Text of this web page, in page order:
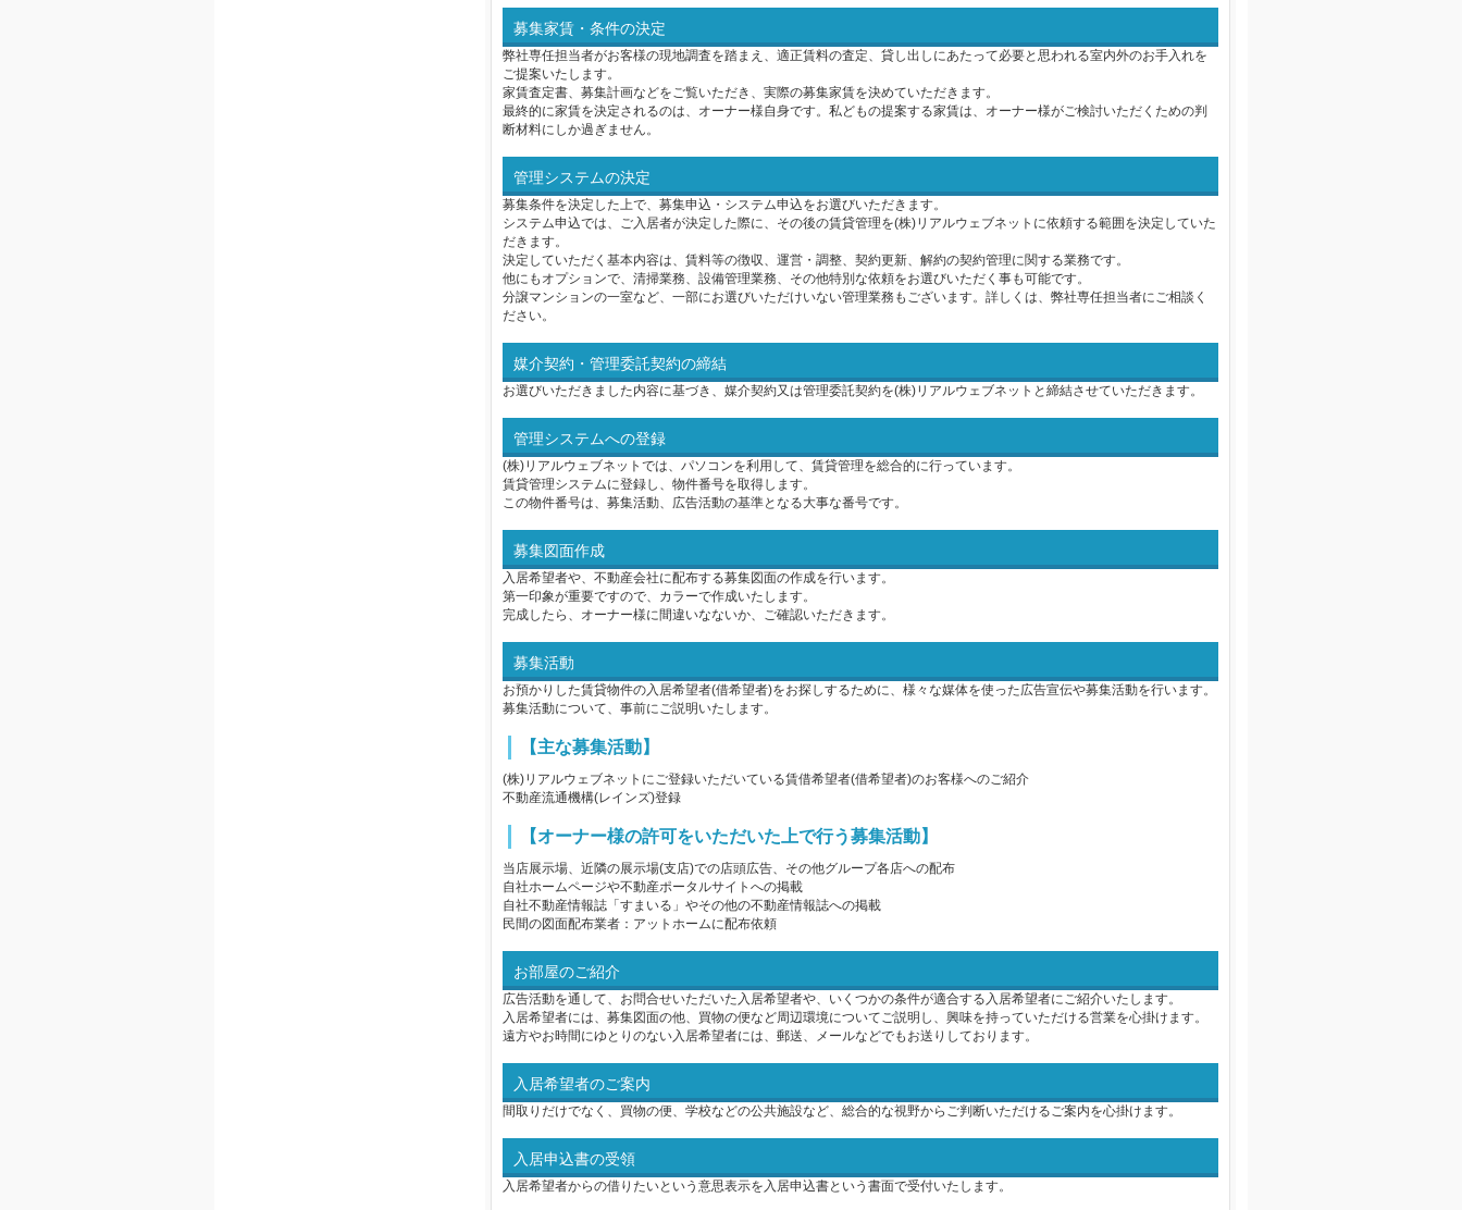
募集家賃・条件の決定
弊社専任担当者がお客様の現地調査を踏まえ、適正賃料の査定、貸し出しにあたって必要と思われる室内外のお手入れを
ご提案いたします。
家賃査定書、募集計画などをご覧いただき、実際の募集家賃を決めていただきます。
最終的に家賃を決定されるのは、オーナー様自身です。私どもの提案する家賃は、オーナー様がご検討いただくための判
断材料にしか過ぎません。
管理システムの決定
募集条件を決定した上で、募集申込・システム申込をお選びいただきます。
システム申込では、ご入居者が決定した際に、その後の賃貸管理を(株)リアルウェブネットに依頼する範囲を決定していた
だきます。
決定していただく基本内容は、賃料等の徴収、運営・調整、契約更新、解約の契約管理に関する業務です。
他にもオプションで、清掃業務、設備管理業務、その他特別な依頼をお選びいただく事も可能です。
分譲マンションの一室など、一部にお選びいただけいない管理業務もございます。詳しくは、弊社専任担当者にご相談く
ださい。
媒介契約・管理委託契約の締結
お選びいただきました内容に基づき、媒介契約又は管理委託契約を(株)リアルウェブネットと締結させていただきます。
管理システムへの登録
(株)リアルウェブネットでは、パソコンを利用して、賃貸管理を総合的に行っています。
賃貸管理システムに登録し、物件番号を取得します。
この物件番号は、募集活動、広告活動の基準となる大事な番号です。
募集図面作成
入居希望者や、不動産会社に配布する募集図面の作成を行います。
第一印象が重要ですので、カラーで作成いたします。
完成したら、オーナー様に間違いなないか、ご確認いただきます。
募集活動
お預かりした賃貸物件の入居希望者(借希望者)をお探しするために、様々な媒体を使った広告宣伝や募集活動を行います。
募集活動について、事前にご説明いたします。
【主な募集活動】
(株)リアルウェブネットにご登録いただいている賃借希望者(借希望者)のお客様へのご紹介
不動産流通機構(レインズ)登録
【オーナー様の許可をいただいた上で行う募集活動】
当店展示場、近隣の展示場(支店)での店頭広告、その他グループ各店への配布
自社ホームページや不動産ポータルサイトへの掲載
自社不動産情報誌「すまいる」やその他の不動産情報誌への掲載
民間の図面配布業者：アットホームに配布依頼
お部屋のご紹介
広告活動を通して、お問合せいただいた入居希望者や、いくつかの条件が適合する入居希望者にご紹介いたします。
入居希望者には、募集図面の他、買物の便など周辺環境についてご説明し、興味を持っていただける営業を心掛けます。
遠方やお時間にゆとりのない入居希望者には、郵送、メールなどでもお送りしております。
入居希望者のご案内
間取りだけでなく、買物の便、学校などの公共施設など、総合的な視野からご判断いただけるご案内を心掛けます。
入居申込書の受領
入居希望者からの借りたいという意思表示を入居申込書という書面で受付いたします。